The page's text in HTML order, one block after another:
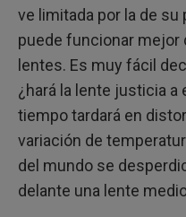
ve limitada por la de
puede funcionar mejor
lentes. Es muy fácil
¿hará la lente justicia a
tiempo tardará en
variación de
del mundo se
delante una lente